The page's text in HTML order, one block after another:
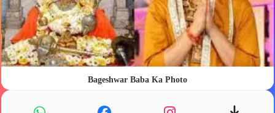
Bageshwar Baba Ka Photo